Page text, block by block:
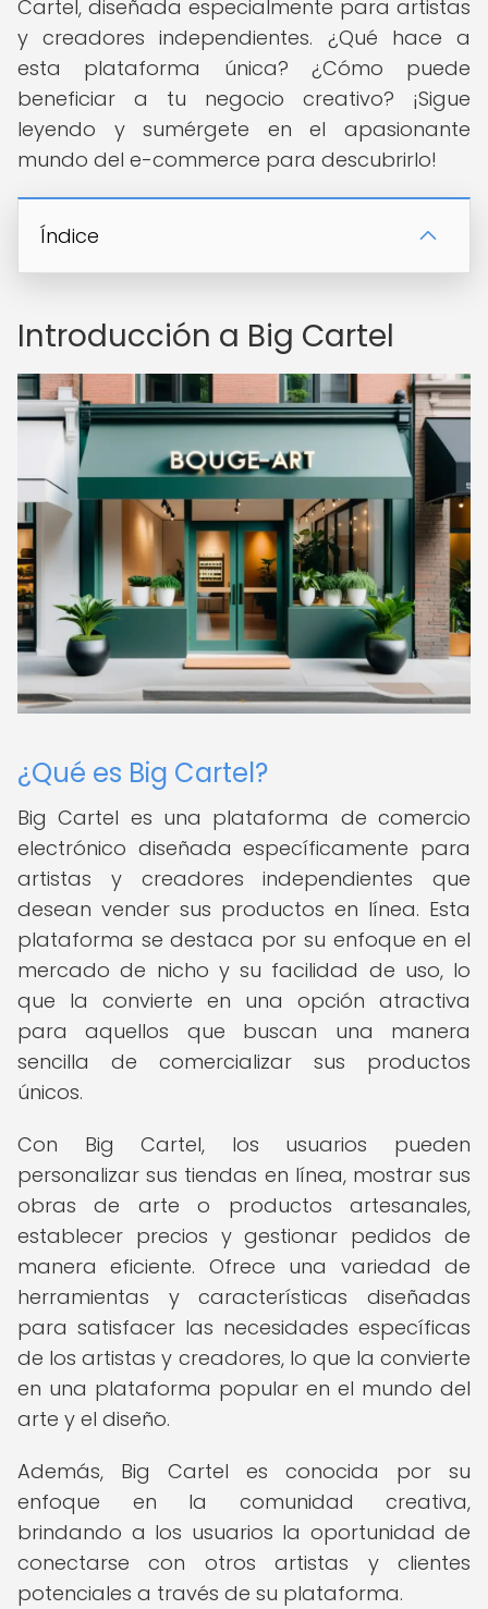
Cartel, diseñada especialmente para artistas
y creadores independientes. ¿Qué hace a
esta plataforma única? ¿Cómo puede
beneficiar a tu negocio creativo? ¡Sigue
leyendo y sumérgete en el apasionante
mundo del e-commerce para descubrirlo!
Índice
Introducción a Big Cartel
¿Qué es Big Cartel?
Big Cartel es una plataforma de comercio
electrónico diseñada específicamente para
artistas y creadores independientes que
desean vender sus productos en línea. Esta
plataforma se destaca por su enfoque en el
mercado de nicho y su facilidad de uso, lo
que la convierte en una opción atractiva
para aquellos que buscan una manera
sencilla de comercializar sus productos
únicos.
Con Big Cartel, los usuarios pueden
personalizar sus tiendas en línea, mostrar sus
obras de arte o productos artesanales,
establecer precios y gestionar pedidos de
manera eficiente. Ofrece una variedad de
herramientas y características diseñadas
para satisfacer las necesidades específicas
de los artistas y creadores, lo que la convierte
en una plataforma popular en el mundo del
arte y el diseño.
Además, Big Cartel es conocida por su
enfoque en la comunidad creativa,
brindando a los usuarios la oportunidad de
conectarse con otros artistas y clientes
potenciales a través de su plataforma.